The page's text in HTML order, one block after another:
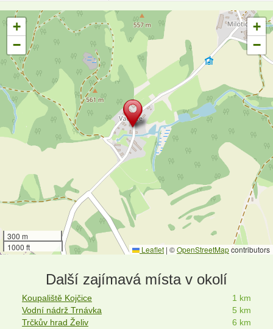
+
−
+
−
300 m
1000 ft
Leaflet | ©OpenStreetMapcontributors
Další zajímavá místa v okolí
Koupaliště Kojčice
1 km
Vodní nádrž Trnávka
5 km
Trčkův hrad Želiv
6 km